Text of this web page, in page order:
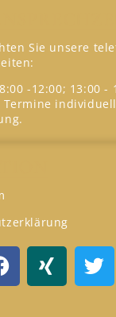
Sie unsere
-12:00; 13:00 -
Termine